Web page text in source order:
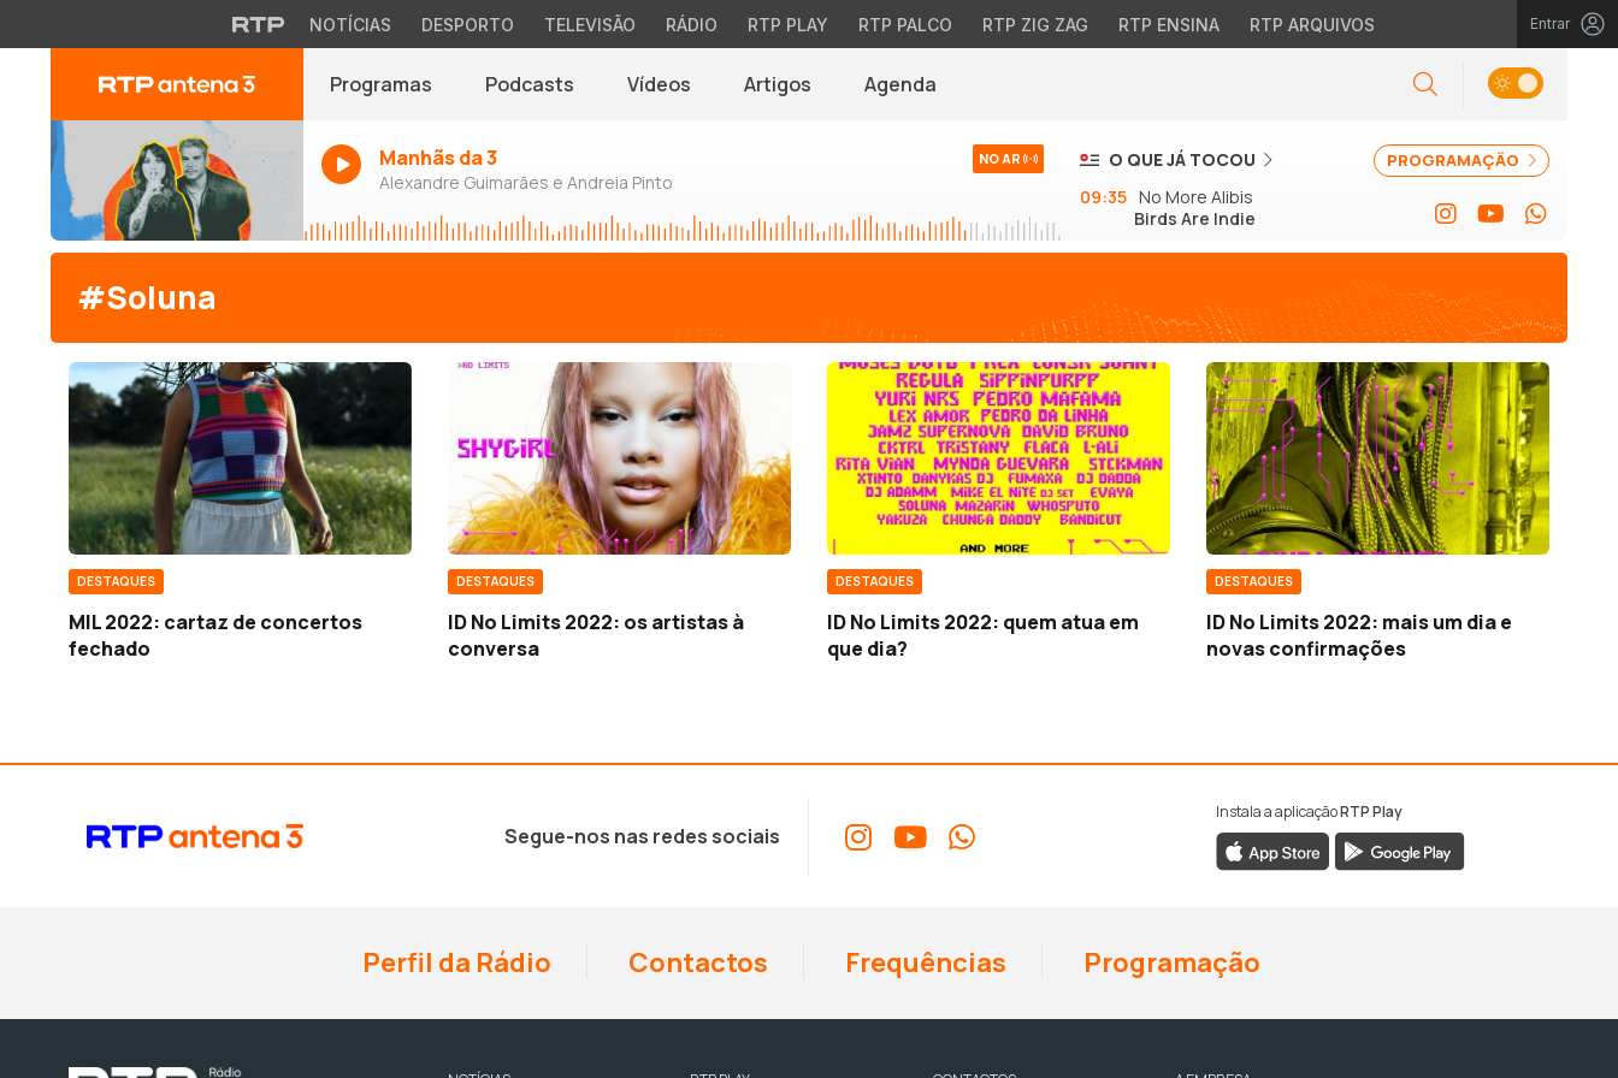
NOTÍCIAS DESPORTO TELEVISÃO RÁDIO RTP PLAY RTP PALCO RTP ZIG ZAG RTP ENSINA RTP ARQUIVOS Entrar
Programas Podcasts Vídeos Artigos Agenda
Manhãs da 3
Alexandre Guimarães e Andreia Pinto
NO AR PROGRAMAÇÃO
O QUE JÁ TOCOU
09:35 No More Alibis
Birds Are Indie
#Soluna
DESTAQUES
MIL 2022: cartaz de concertos
fechado
DESTAQUES
ID No Limits 2022: os artistas à
conversa
DESTAQUES
ID No Limits 2022: quem atua em
que dia?
DESTAQUES
ID No Limits 2022: mais um dia e
novas confirmações
Segue-nos nas redes sociais
Instala a aplicaçãoRTP Play
Perfil da Rádio Contactos Frequências Programação